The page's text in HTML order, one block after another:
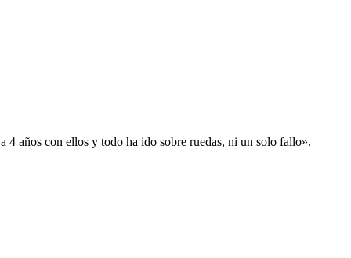
años con ellos y todo ha ido sobre ruedas, ni un solo fallo».